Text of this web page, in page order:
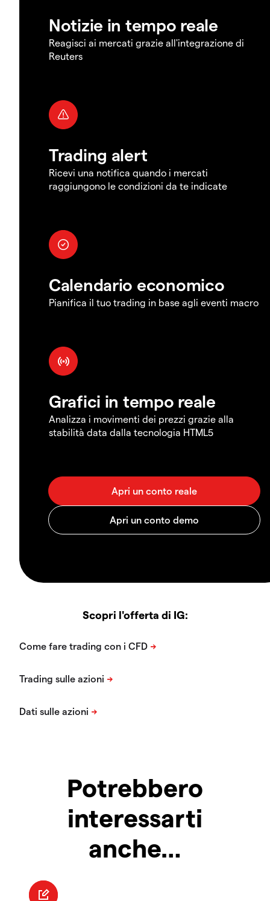
Notizie in tempo reale
Reagisci ai mercati grazie all'integrazione di
Reuters
Trading alert
Ricevi una notifica quando i mercati
raggiungono le condizioni da te indicate
Calendario economico
Pianifica il tuo trading in base agli eventi macro
Grafici in tempo reale
Analizza i movimenti dei prezzi grazie alla
stabilità data dalla tecnologia HTML5
Scopri l'offerta di IG:
Potrebbero
interessarti
anche…